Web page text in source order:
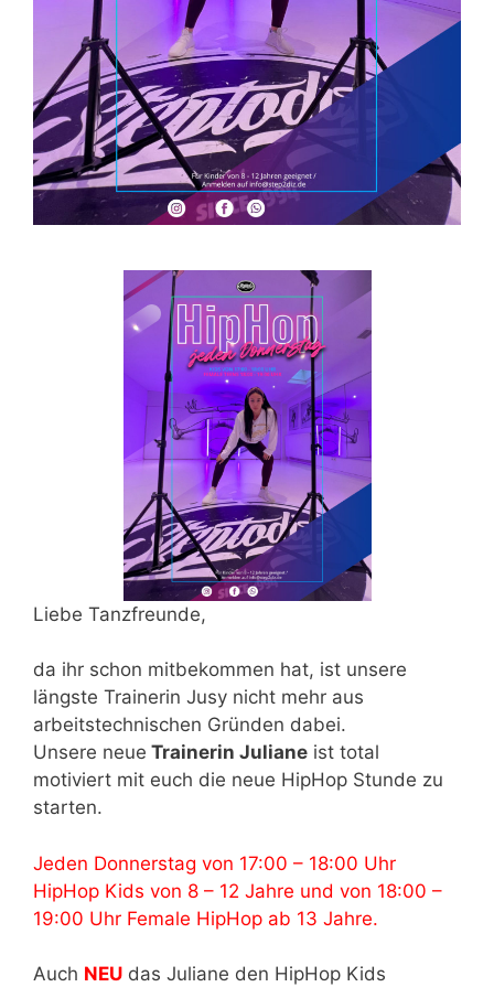
Liebe Tanzfreunde,
da ihr schon mitbekommen hat, ist unsere
längste Trainerin Jusy nicht mehr aus
arbeitstechnischen Gründen dabei.
Unsere neue Trainerin Juliane ist total
motiviert mit euch die neue HipHop Stunde zu
starten.
Jeden Donnerstag von 17:00 – 18:00 Uhr
HipHop Kids von 8 – 12 Jahre und von 18:00 –
19:00 Uhr Female HipHop ab 13 Jahre.
Auch NEU das Juliane den HipHop Kids